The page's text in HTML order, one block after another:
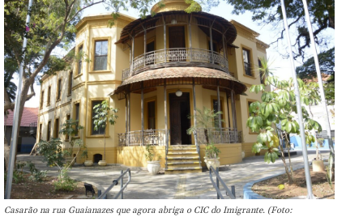
Casarão na rua Guaianazes que agora abriga o CIC do Imigrante. (Foto: